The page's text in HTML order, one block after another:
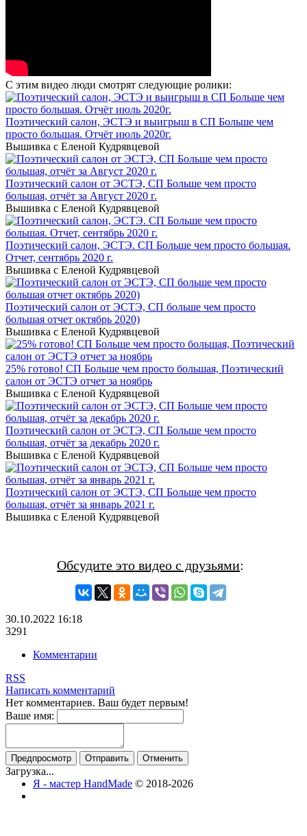
С этим видео люди смотрят следующие ролики:
Поэтический салон, ЭСТЭ и выигрыш в СП Больше чем
просто большая. Отчёт июль 2020г.
Вышивка с Еленой Кудрявцевой
Поэтический салон от ЭСТЭ, СП Больше чем просто
большая, отчёт за Август 2020 г.
Вышивка с Еленой Кудрявцевой
Поэтический салон, ЭСТЭ. СП Больше чем просто большая.
Отчет, сентябрь 2020 г.
Вышивка с Еленой Кудрявцевой
Поэтический салон от ЭСТЭ, СП больше чем просто
большая отчет октябрь 2020)
Вышивка с Еленой Кудрявцевой
25% готово! СП Больше чем просто большая, Поэтический
салон от ЭСТЭ отчет за ноябрь
Вышивка с Еленой Кудрявцевой
Поэтический салон от ЭСТЭ, СП Больше чем просто
большая, отчёт за декабрь 2020 г.
Вышивка с Еленой Кудрявцевой
Поэтический салон от ЭСТЭ, СП Больше чем просто
большая, отчёт за январь 2021 г.
Вышивка с Еленой Кудрявцевой
Обсудите это видео с друзьями:
30.10.2022 16:18
3291
Комментарии
RSS
Написать комментарий
Нет комментариев. Ваш будет первым!
Ваше имя:
Загрузка...
Я - мастер HandMade © 2018-2026